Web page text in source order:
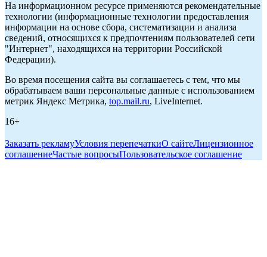
На информационном ресурсе применяются рекомендательные
технологии (информационные технологии предоставления
информации на основе сбора, систематизации и анализа
сведений, относящихся к предпочтениям пользователей сети
"Интернет", находящихся на территории Российской
Федерации).
Во время посещения сайта вы соглашаетесь с тем, что мы
обрабатываем ваши персональные данные с использованием
метрик Яндекс Метрика, top.mail.ru, LiveInternet.
16+
Заказать рекламуУсловия перепечаткиО сайтеЛицензионное
соглашениеЧастые вопросыПользовательское соглашение